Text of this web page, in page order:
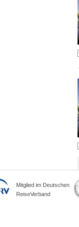
Mitglied im Deutschen
ReiseVerband